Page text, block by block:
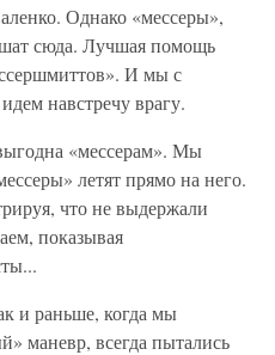
Однако «мессеры»,
сюда. Лучшая помощь
И мы с
навстречу врагу.
«мессерам». Мы
летят прямо на него.
что не выдержали
показывая
и раньше, когда мы
маневр, всегда пытались